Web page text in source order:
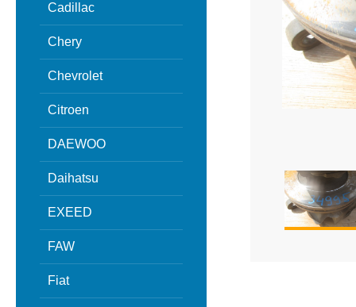
Cadillac
Chery
Chevrolet
Citroen
DAEWOO
Daihatsu
EXEED
FAW
Fiat